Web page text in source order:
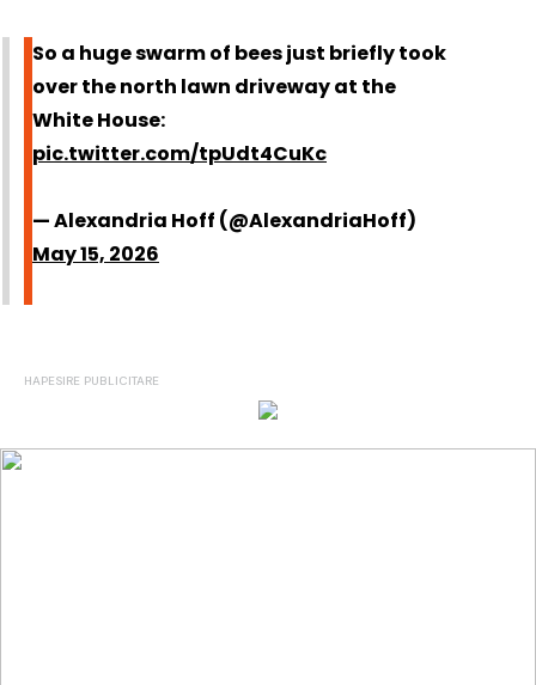
So a huge swarm of bees just briefly took
over the north lawn driveway at the
White House:
pic.twitter.com/tpUdt4CuKc
— Alexandria Hoff (@AlexandriaHoff)
May 15, 2026